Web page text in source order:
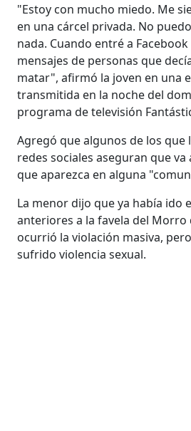
"Estoy con mucho miedo. Me
en una cárcel privada. No
nada. Cuando entré a
mensajes de personas que
matar", afirmó la joven en una
transmitida en la noche del
programa de televisión
Agregó que algunos de los que
redes sociales aseguran que
que aparezca en alguna
La menor dijo que ya había ido
anteriores a la favela del Morro
ocurrió la violación masiva,
sufrido violencia sexual.